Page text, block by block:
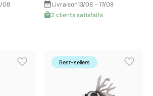
08
Livraison13/08 - 17/08
2 clients satisfaits
Best-sellers